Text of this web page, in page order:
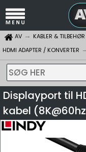
AV KABLER & TILBEHØR
HDMI ADAPTER / KONVERTER
SØG HER
Displayport til
kabel